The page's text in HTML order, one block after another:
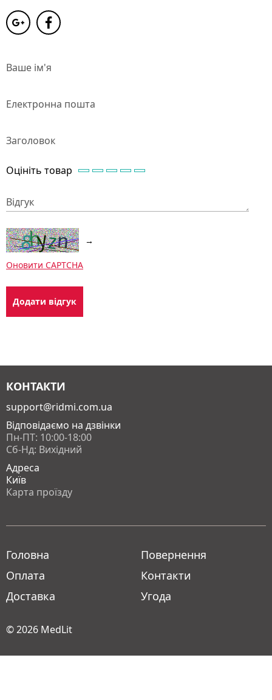
Ваше ім'я
Електронна пошта
Заголовок
Оцініть товар
Відгук
→
Оновити CAPTCHA
КОНТАКТИ
support@ridmi.com.ua
Відповідаємо на дзвінки
Пн-ПТ: 10:00-18:00
Сб-Нд: Вихідний
Адреса
Київ
Карта проїзду
Головна
Оплата
Доставка
Повернення
Контакти
Угода
© 2026 MedLit